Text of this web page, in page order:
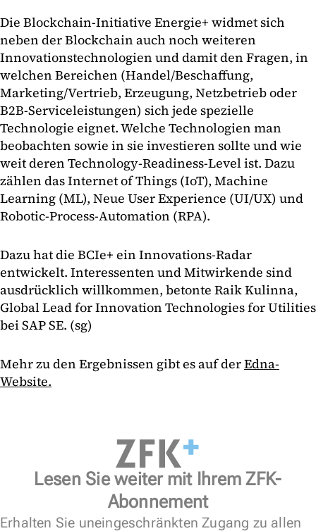
Die Blockchain-Initiative Energie+ widmet sich
neben der Blockchain auch noch weiteren
Innovationstechnologien und damit den Fragen, in
welchen Bereichen (Handel/Beschaffung,
Marketing/Vertrieb, Erzeugung, Netzbetrieb oder
B2B-Serviceleistungen) sich jede spezielle
Technologie eignet. Welche Technologien man
beobachten sowie in sie investieren sollte und wie
weit deren Technology-Readiness-Level ist. Dazu
zählen das Internet of Things (IoT), Machine
Learning (ML), Neue User Experience (UI/UX) und
Robotic-Process-Automation (RPA).
Dazu hat die BCIe+ ein Innovations-Radar
entwickelt. Interessenten und Mitwirkende sind
ausdrücklich willkommen, betonte Raik Kulinna,
Global Lead for Innovation Technologies for Utilities
bei SAP SE. (sg)
Mehr zu den Ergebnissen gibt es auf derEdna-
Website.
Lesen Sie weiter mit Ihrem ZFK-
Abonnement
Erhalten Sie uneingeschränkten Zugang zu allen